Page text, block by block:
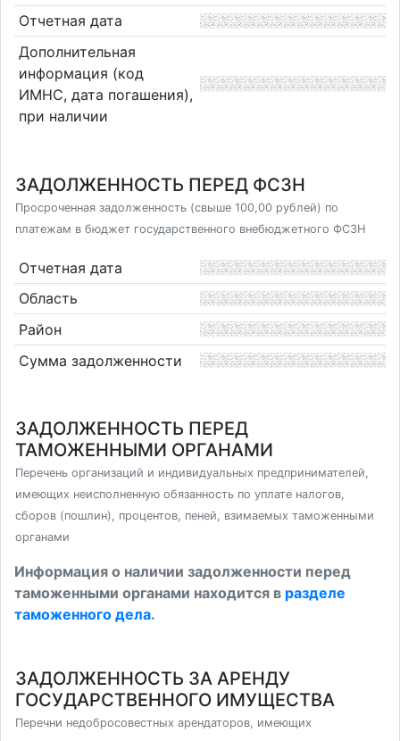
Отчетная дата
Дополнительная
информация (код
ИМНС, дата погашения),
при наличии
ЗАДОЛЖЕННОСТЬ ПЕРЕД ФСЗН
Просроченная задолженность (свыше 100,00 рублей) по
платежам в бюджет государственного внебюджетного ФСЗН
Отчетная дата
Область
Район
Сумма задолженности
ЗАДОЛЖЕННОСТЬ ПЕРЕД
ТАМОЖЕННЫМИ ОРГАНАМИ
Перечень организаций и индивидуальных предпринимателей,
имеющих неисполненную обязанность по уплате налогов,
сборов (пошлин), процентов, пеней, взимаемых таможенными
органами
Информация о наличии задолженности перед
таможенными органами находится в разделе
таможенного дела.
ЗАДОЛЖЕННОСТЬ ЗА АРЕНДУ
ГОСУДАРСТВЕННОГО ИМУЩЕСТВА
Перечни недобросовестных арендаторов, имеющих